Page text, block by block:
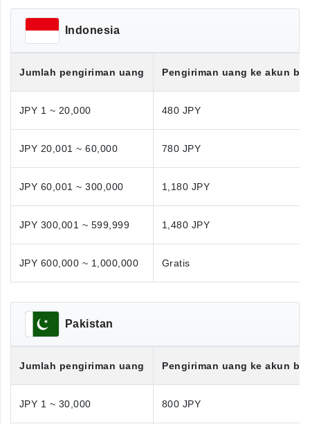
Indonesia
Jumlah pengiriman uang Pengiriman uang ke akun
JPY 1 ~ 20,000 480 JPY
JPY 20,001 ~ 60,000 780 JPY
JPY 60,001 ~ 300,000 1,180 JPY
JPY 300,001 ~ 599,999 1,480 JPY
JPY 600,000 ~ 1,000,000 Gratis
Pakistan
Jumlah pengiriman uang Pengiriman uang ke akun
JPY 1 ~ 30,000 800 JPY